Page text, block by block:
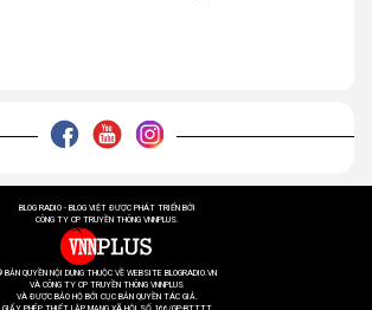
BLOG RADIO - BLOG VIỆT ĐƯỢC PHÁT TRIỂN BỞI
CÔNG TY CP TRUYỀN THÔNG VNNPLUS.
BẢN QUYỀN NỘI DUNG THUỘC VỀ WEBSITE BLOGRADIO.VN
VÀ CÔNG TY CP TRUYỀN THÔNG VNNPLUS
VÀ ĐƯỢC BẢO HỘ BỞI CỤC BẢN QUYỀN TÁC GIẢ.